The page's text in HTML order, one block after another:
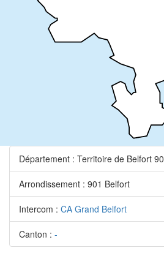
Département : Territoire de Belfort 90
Arrondissement : 901 Belfort
Intercom : CA Grand Belfort
Canton : -